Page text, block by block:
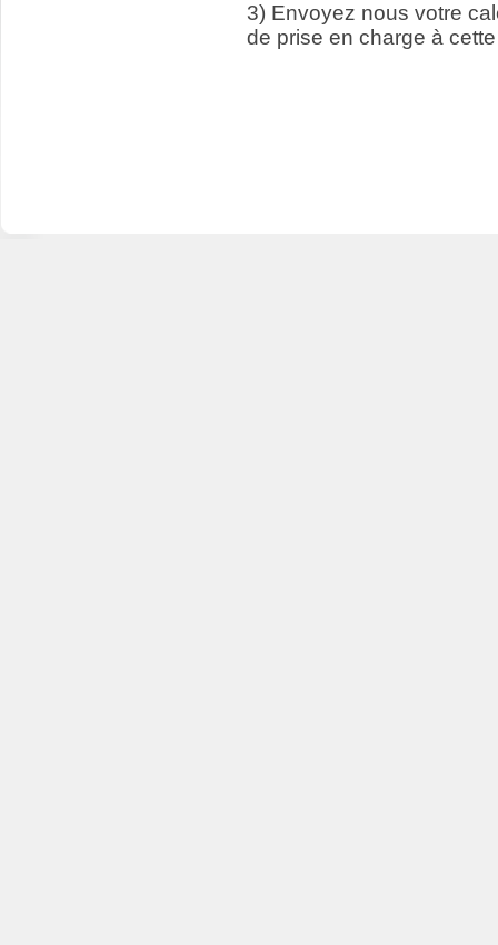
3) Envoyez nous votre
de prise en charge à